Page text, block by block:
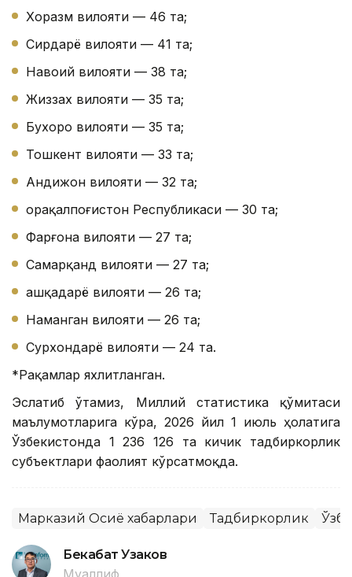
Хоразм вилояти — 46 та;
Сирдарё вилояти — 41 та;
Навоий вилояти — 38 та;
Жиззах вилояти — 35 та;
Бухоро вилояти — 35 та;
Тошкент вилояти — 33 та;
Андижон вилояти — 32 та;
Қорақалпоғистон Республикаси — 30 та;
Фарғона вилояти — 27 та;
Самарқанд вилояти — 27 та;
Қашқадарё вилояти — 26 та;
Наманган вилояти — 26 та;
Сурхондарё вилояти — 24 та.
*Рақамлар яхлитланган.
Эслатиб ўтамиз, Миллий статистика қўмитаси
маълумотларига кўра, 2026 йил 1 июль ҳолатига
Ўзбекистонда 1 236 126 та кичик тадбиркорлик
субъектлари фаолият кўрсатмоқда.
Марказий Осиё хабарлари Тадбиркорлик
Бекабат Узаков